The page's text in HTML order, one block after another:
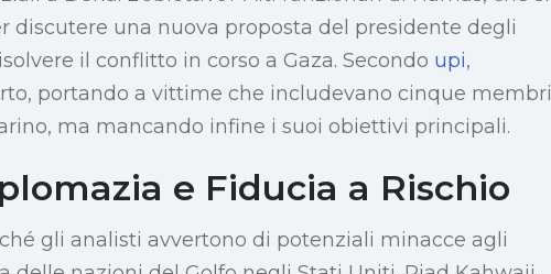
discutere una nuova proposta del presidente degli
il conflitto in corso a Gaza. Secondo upi,
portando a vittime che includevano cinque membri
ma mancando infine i suoi obiettivi principali.
e Fiducia a Rischio
gli analisti avvertono di potenziali minacce agli